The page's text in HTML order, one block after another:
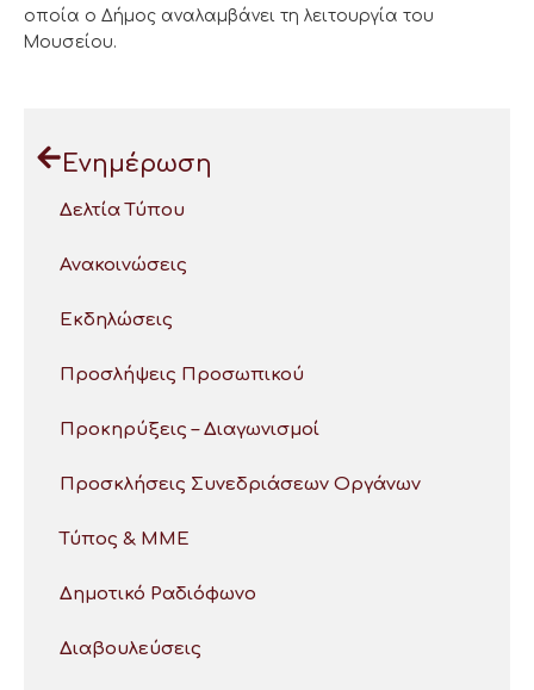
οποία ο Δήμος αναλαμβάνει τη λειτουργία του
Μουσείου.
Ενημέρωση
Δελτία Τύπου
Ανακοινώσεις
Εκδηλώσεις
Προσλήψεις Προσωπικού
Προκηρύξεις – Διαγωνισμοί
Προσκλήσεις Συνεδριάσεων Οργάνων
Τύπος & ΜΜΕ
Δημοτικό Ραδιόφωνο
Διαβουλεύσεις